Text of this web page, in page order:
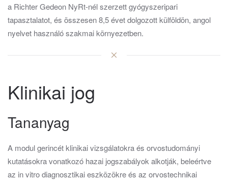
a Richter Gedeon NyRt-nél szerzett gyógyszeripari
tapasztalatot, és összesen 8,5 évet dolgozott külföldön, angol
nyelvet használó szakmai környezetben.
Klinikai jog
Tananyag
A modul gerincét klinikai vizsgálatokra és orvostudományi
kutatásokra vonatkozó hazai jogszabályok alkotják, beleértve
az in vitro diagnosztikai eszközökre és az orvostechnikai